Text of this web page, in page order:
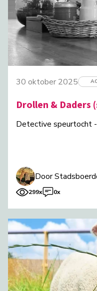
30 oktober 2025
Drollen & Daders
Detective speurtocht
Door
299x 0x